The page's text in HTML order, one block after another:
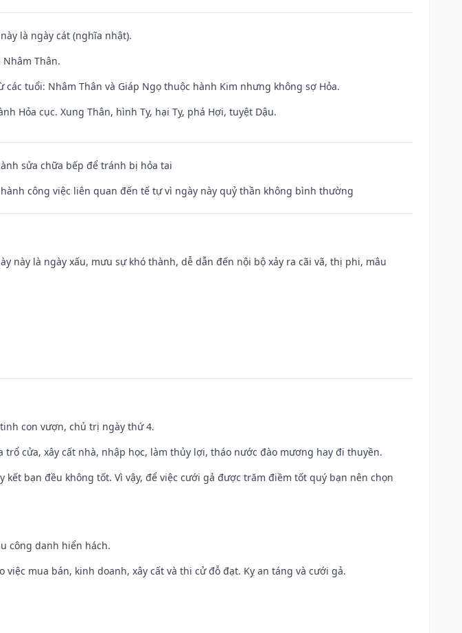
là ngày cát (nghĩa nhật).
Nhâm Thân.
tuổi: Nhâm Thân và Giáp Ngọ thuộc hành Kim nhưng không sợ Hỏa.
Hỏa cục. Xung Thân, hình Tỵ, hại Tỵ, phá Hợi, tuyệt Dậu.
sửa chữa bếp để tránh bị hỏa tai
công việc liên quan đến tế tự vì ngày này quỷ thần không bình thường
này là ngày xấu, mưu sự khó thành, dễ dẫn đến nội bộ xảy ra cãi vã, thị phi, mâu
con vượn, chủ trị ngày thứ 4.
cửa, xây cất nhà, nhập học, làm thủy lợi, tháo nước đào mương hay đi thuyền.
bạn đều không tốt. Vì vậy, để việc cưới gả được trăm điềm tốt quý bạn nên chọn
công danh hiển hách.
việc mua bán, kinh doanh, xây cất và thi cử đỗ đạt. Kỵ an táng và cưới gả.